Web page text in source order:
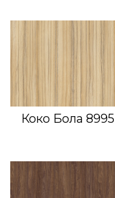
Коко Бола 8995